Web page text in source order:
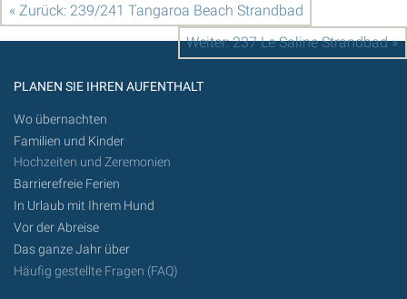
« Zurück: 239/241 Tangaroa Beach Strandbad
Weiter: 237 Le Saline Strandbad »
PLANEN SIE IHREN AUFENTHALT
Wo übernachten
Familien und Kinder
Hochzeiten und Zeremonien
Barrierefreie Ferien
In Urlaub mit Ihrem Hund
Vor der Abreise
Das ganze Jahr über
Häufig gestellte Fragen (FAQ)